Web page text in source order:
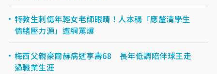
特教生刺傷年輕女老師眼睛！人本稱「應釐清學生
情緒壓力源」遭網罵爆
梅西父親豪爾赫病逝享壽68 長年低調陪伴球王走
過職業生涯